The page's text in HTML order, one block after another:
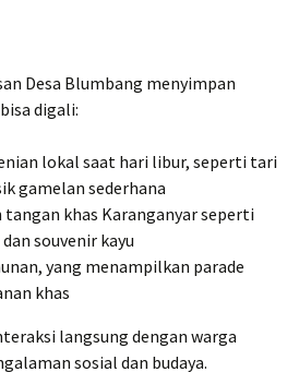
Desa Blumbang menyimpan
digali:
lokal saat hari libur, seperti tari
gamelan sederhana
tangan khas Karanganyar seperti
souvenir kayu
yang menampilkan parade
khas
langsung dengan warga
sosial dan budaya.